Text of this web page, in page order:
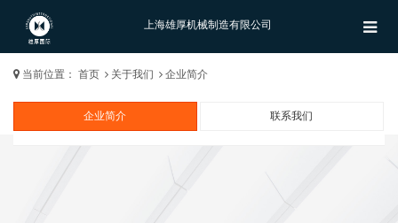
上海雄厚机械制造有限公司
当前位置： 首页 关于我们 企业简介
企业简介 联系我们